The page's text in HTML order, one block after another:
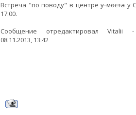
Встреча "по поводу" в центреу моста у
17:00.
Сообщение отредактировал Vitalii
08.11.2013, 13:42